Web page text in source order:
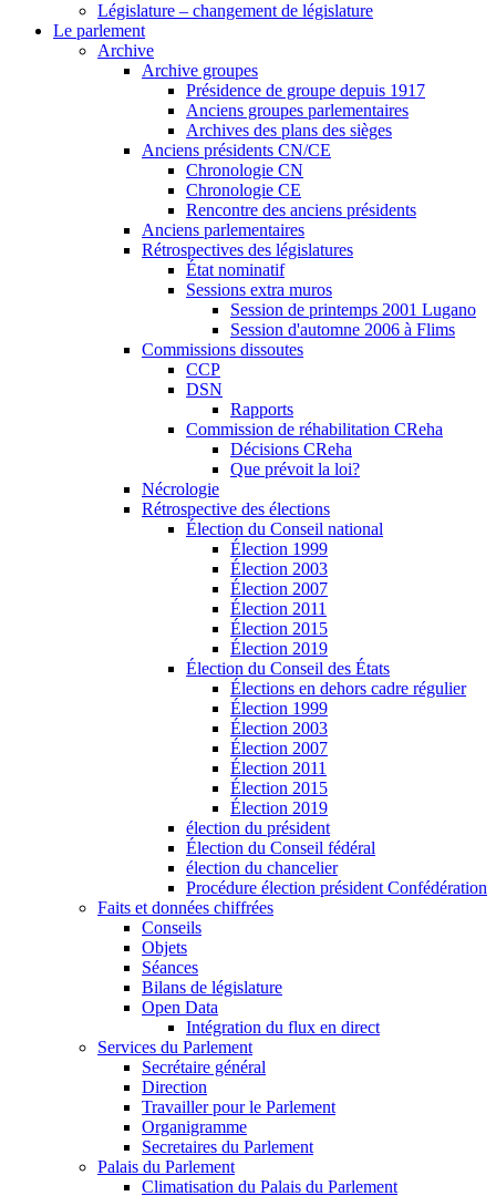
Législature – changement de législature
Le parlement
Archive
Archive groupes
Présidence de groupe depuis 1917
Anciens groupes parlementaires
Archives des plans des sièges
Anciens présidents CN/CE
Chronologie CN
Chronologie CE
Rencontre des anciens présidents
Anciens parlementaires
Rétrospectives des législatures
État nominatif
Sessions extra muros
Session de printemps 2001 Lugano
Session d'automne 2006 à Flims
Commissions dissoutes
CCP
DSN
Rapports
Commission de réhabilitation CReha
Décisions CReha
Que prévoit la loi?
Nécrologie
Rétrospective des élections
Élection du Conseil national
Élection 1999
Élection 2003
Élection 2007
Élection 2011
Élection 2015
Élection 2019
Élection du Conseil des États
Élections en dehors cadre régulier
Élection 1999
Élection 2003
Élection 2007
Élection 2011
Élection 2015
Élection 2019
élection du président
Élection du Conseil fédéral
élection du chancelier
Procédure élection président Confédération
Faits et données chiffrées
Conseils
Objets
Séances
Bilans de législature
Open Data
Intégration du flux en direct
Services du Parlement
Secrétaire général
Direction
Travailler pour le Parlement
Organigramme
Secretaires du Parlement
Palais du Parlement
Climatisation du Palais du Parlement